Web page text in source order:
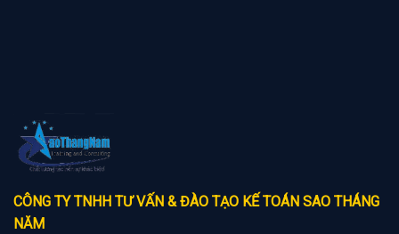
CÔNG TY TNHH TƯ VẤN & ĐÀO TẠO KẾ TOÁN SAO THÁNG
NĂM